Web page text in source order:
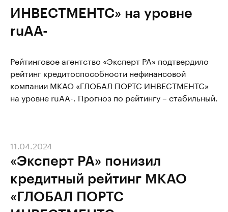
ИНВЕСТМЕНТС» на уровне
ruAA-
Рейтинговое агентство «Эксперт РА» подтвердило
рейтинг кредитоспособности нефинансовой
компании МКАО «ГЛОБАЛ ПОРТС ИНВЕСТМЕНТС»
на уровне ruAA-. Прогноз по рейтингу – стабильный.
«Эксперт РА» понизил
кредитный рейтинг МКАО
«ГЛОБАЛ ПОРТС
11.04.2024